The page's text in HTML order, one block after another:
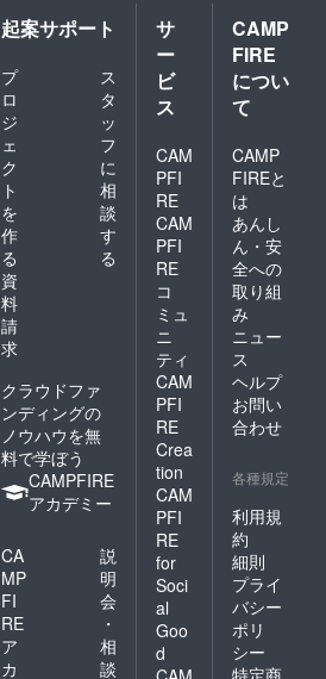
起案サポート
プ
ロ
ジ
ェ
ク
ト
を
作
る
ス
タ
ッ
フ
に
相
談
す
る
資
料
請
求
クラウドファ
ンディングの
ノウハウを無
料で学ぼう
CAMPFIRE
アカデミー
CA
MP
FI
RE
ア
カ
説
明
会
・
相
談
サ
ー
ビ
ス
CAM
PFI
RE
CAM
PFI
RE
コ
ミュ
ニ
ティ
CAM
PFI
RE
Crea
tion
CAM
PFI
RE
for
Soci
al
Goo
d
CAMP
FIRE
につい
て
CAMP
FIREと
は
あんし
ん・安
全への
取り組
み
ニュー
ス
ヘルプ
お問い
合わせ
各種規定
利用規
約
細則
プライ
バシー
ポリ
シー
特定商